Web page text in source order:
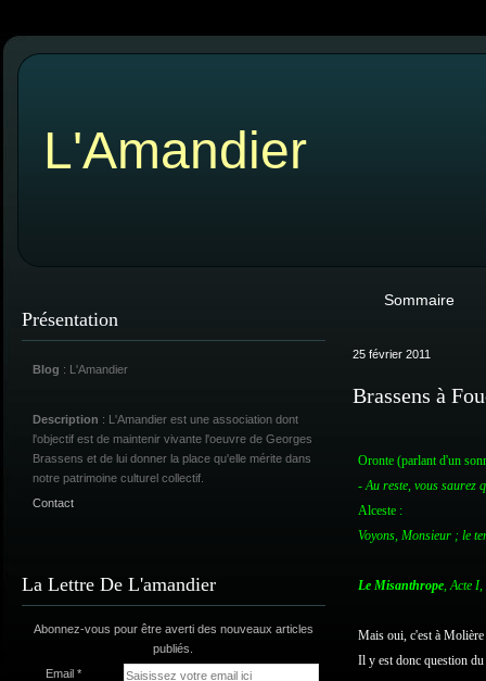
L'Amandier
Présentation
Blog : L'Amandier
Description : L'Amandier est une association dont
l'objectif est de maintenir vivante l'oeuvre de Georges
Brassens et de lui donner la place qu'elle mérite dans
notre patrimoine culturel collectif.
Contact
La Lettre De L'amandier
Abonnez-vous pour être averti des nouveaux articles
publiés.
Email
Sommaire
25 février 2011
Brassens à
Oronte (parlant d'un
-Au reste, vous saurez
Alceste :
Voyons, Monsieur ; le
Le Misanthrope, Acte I,
Mais oui, c'est à Molière
Il y est donc question